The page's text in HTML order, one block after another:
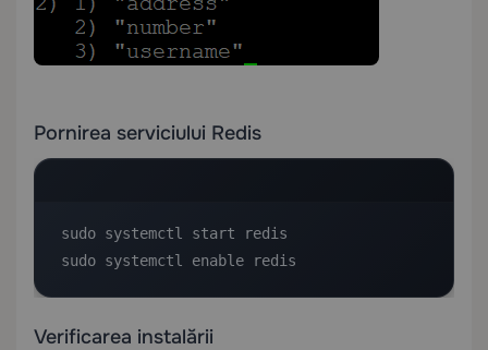
Pornirea serviciului Redis
sudo systemctl start redis
sudo systemctl enable redis
Verificarea instalării